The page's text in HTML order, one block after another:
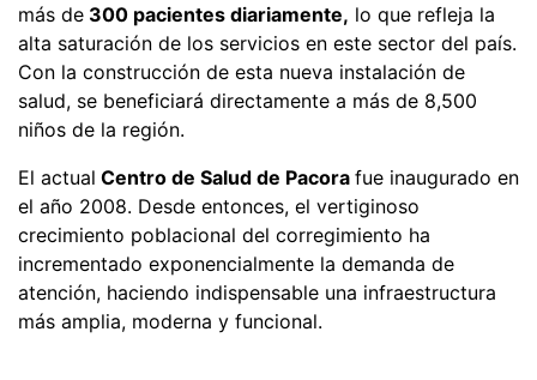
más de 300 pacientes diariamente, lo que refleja la
alta saturación de los servicios en este sector del país.
Con la construcción de esta nueva instalación de
salud, se beneficiará directamente a más de 8,500
niños de la región.
El actual Centro de Salud de Pacora fue inaugurado en
el año 2008. Desde entonces, el vertiginoso
crecimiento poblacional del corregimiento ha
incrementado exponencialmente la demanda de
atención, haciendo indispensable una infraestructura
más amplia, moderna y funcional.